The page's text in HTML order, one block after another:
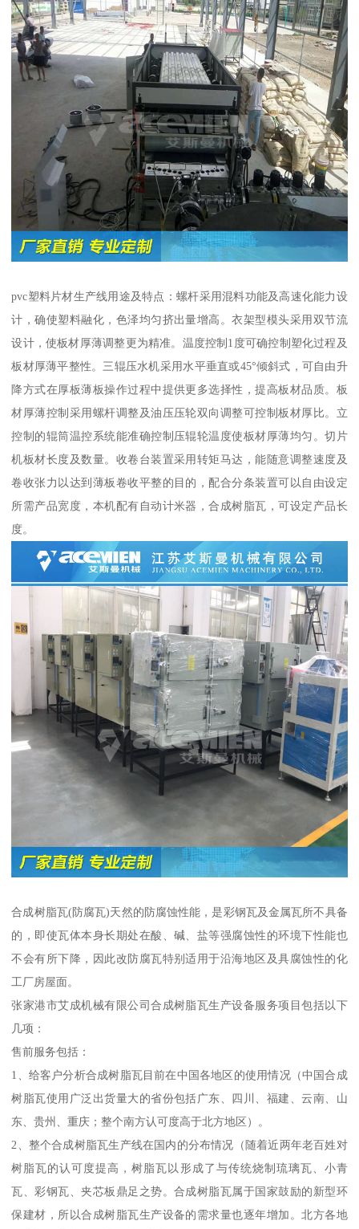
pvc塑料片材生产线用途及特点：螺杆采用混料功能及高速化能力设
计，确使塑料融化，色泽均匀挤出量增高。衣架型模头采用双节流
设计，使板材厚薄调整更为精准。温度控制1度可确控制塑化过程及
板材厚薄平整性。三辊压水机采用水平垂直或45°倾斜式，可自由升
降方式在厚板薄板操作过程中提供更多选择性，提高板材品质。板
材厚薄控制采用螺杆调整及油压压轮双向调整可控制板材厚比。立
控制的辊筒温控系统能准确控制压辊轮温度使板材厚薄均匀。切片
机板材长度及数量。收卷台装置采用转矩马达，能随意调整速度及
卷收张力以达到薄板卷收平整的目的，配合分条装置可以自由设定
所需产品宽度，本机配有自动计米器，合成树脂瓦，可设定产品长
度。
合成树脂瓦(防腐瓦)天然的防腐蚀性能，是彩钢瓦及金属瓦所不具备
的，即使瓦体本身长期处在酸、碱、盐等强腐蚀性的环境下性能也
不会有所下降，因此改防腐瓦特别适用于沿海地区及具腐蚀性的化
工厂房屋面。
张家港市艾成机械有限公司合成树脂瓦生产设备服务项目包括以下
几项：
售前服务包括：
1、给客户分析合成树脂瓦目前在中国各地区的使用情况（中国合成
树脂瓦使用广泛出货量大的省份包括广东、四川、福建、云南、山
东、贵州、重庆；整个南方认可度高于北方地区）。
2、整个合成树脂瓦生产线在国内的分布情况（随着近两年老百姓对
树脂瓦的认可度提高，树脂瓦以形成了与传统烧制琉璃瓦、小青
瓦、彩钢瓦、夹芯板鼎足之势。合成树脂瓦属于国家鼓励的新型环
保建材，所以合成树脂瓦生产设备的需求量也逐年增加。北方各地